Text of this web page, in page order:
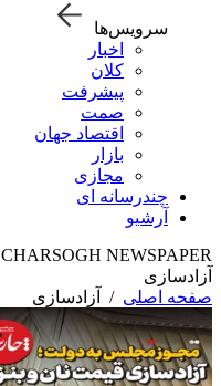
سرویس‌ها
اخبار
کلان
پیشرفت
صمت
اقتصاد جهان
بازار
مجازی
چندرسانه ای
آرشیو
CHARSOGH NEWSPAPER
آزادسازی
صفحه اصلی / آزادسازی